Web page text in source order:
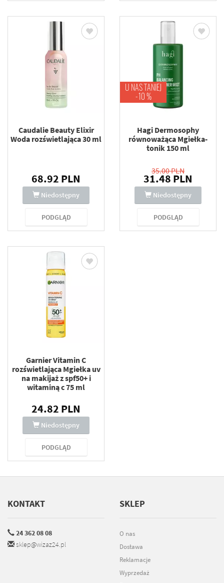
Caudalie Beauty Elixir
Woda rozświetlająca 30 ml
68.92 PLN
Niedostępny
PODGLĄD
U NAS TANIEJ
-10 %
Hagi Dermosophy
równoważąca Mgiełka-
tonik 150 ml
35.00 PLN
31.48 PLN
Niedostępny
PODGLĄD
Garnier Vitamin C
rozświetlająca Mgiełka ​​uv
na makijaż z spf50+ i
witaminą c 75 ml
24.82 PLN
Niedostępny
PODGLĄD
KONTAKT
24 362 08 08
sklep@wizaz24.pl
SKLEP
O nas
Dostawa
Reklamacje
Wyprzedaż